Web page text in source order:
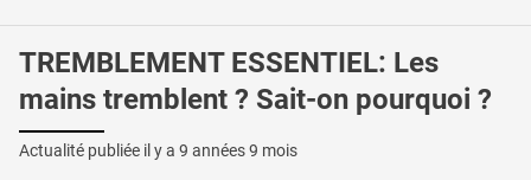
TREMBLEMENT ESSENTIEL: Les
mains tremblent ? Sait-on pourquoi ?
Actualité publiée il y a 9 années 9 mois